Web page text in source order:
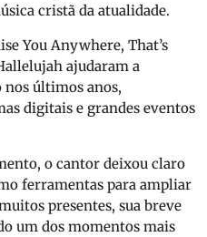
cristã da atualidade.
You Anywhere, That’s
ajudaram a
últimos anos,
digitais e grandes eventos
o cantor deixou claro
ferramentas para ampliar
presentes, sua breve
um dos momentos mais